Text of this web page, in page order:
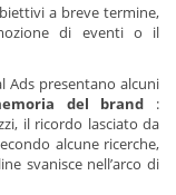
a breve termine,
di eventi o il
Ads presentano alcuni
del brand :
il ricordo lasciato da
alcune ricerche,
svanisce nell’arco di